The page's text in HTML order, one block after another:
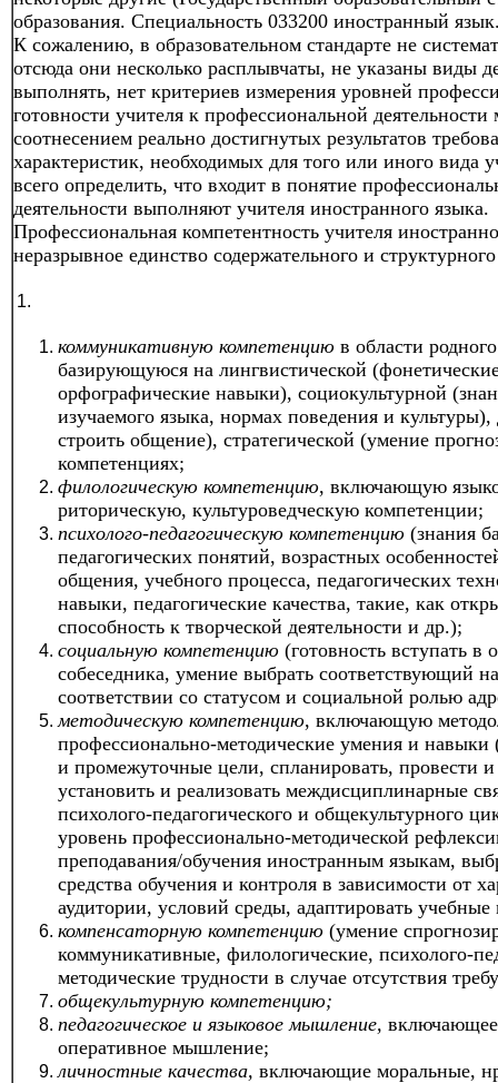
образования. Специальность 033200 иностранный
К сожалению, в образовательном стандарте не
отсюда они несколько расплывчаты, не указаны виды
выполнять, нет критериев измерения уровней
готовности учителя к профессиональной
соотнесением реально достигнутых результатов
характеристик, необходимых для того или иного вида
всего определить, что входит в понятие
деятельности выполняют учителя иностранного языка.
Профессиональная компетентность учителя
неразрывное единство содержательного и
коммуникативную компетенцию в области
базирующуюся на лингвистической
орфографические навыки), социокультурной
изучаемого языка, нормах поведения и
строить общение), стратегической (умение
компетенциях;
филологическую компетенцию, включающую
риторическую, культуроведческую компетенции;
психолого-педагогическую компетенцию (знания
педагогических понятий, возрастных
общения, учебного процесса, педагогических
навыки, педагогические качества, такие, как
способность к творческой деятельности и др.);
социальную компетенцию (готовность вступать
собеседника, умение выбрать соответствующий
соответствии со статусом и социальной ролью
методическую компетенцию, включающую
профессионально-методические умения и
и промежуточные цели, спланировать, провести
установить и реализовать междисциплинарные
психолого-педагогического и общекультурного
уровень профессионально-методической
преподавания/обучения иностранным языкам,
средства обучения и контроля в зависимости от
аудитории, условий среды, адаптировать
компенсаторную компетенцию (умение
коммуникативные, филологические, психолого-
методические трудности в случае отсутствия
общекультурную компетенцию;
педагогическое и языковое мышление, включающее
оперативное мышление;
личностные качества, включающие моральные,